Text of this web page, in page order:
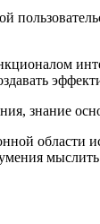
знание
области